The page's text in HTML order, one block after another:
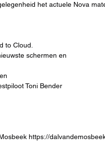
het actuele Nova
to Cloud.
schermen en
Toni Bender
https://